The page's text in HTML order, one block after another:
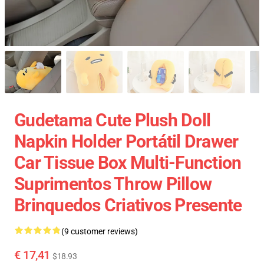
Gudetama Cute Plush Doll
Napkin Holder Portátil Drawer
Car Tissue Box Multi-Function
Suprimentos Throw Pillow
Brinquedos Criativos Presente
(9 customer reviews)
€ 17,41 $18.93